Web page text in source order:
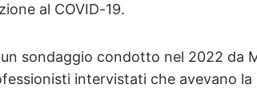
al COVID-19.
sondaggio condotto nel 2022 da
intervistati che avevano la